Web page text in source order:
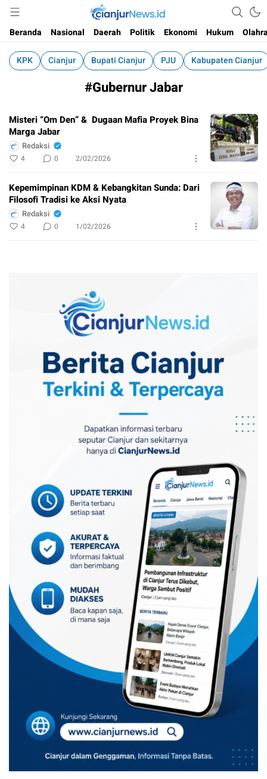
cianjurnews.id
Informasi Faktual dan Berimbang
Beranda
Nasional Daerah Politik Ekonomi Hukum
KPK Cianjur Bupati Cianjur PJU Kabupaten Cianjur
#Gubernur Jabar
Misteri “Om Den” & Dugaan Mafia Proyek Bina
Marga Jabar
Redaksi
4 0 2/02/2026
Kepemimpinan KDM & Kebangkitan Sunda: Dari
Filosofi Tradisi ke Aksi Nyata
Redaksi
4 0 1/02/2026